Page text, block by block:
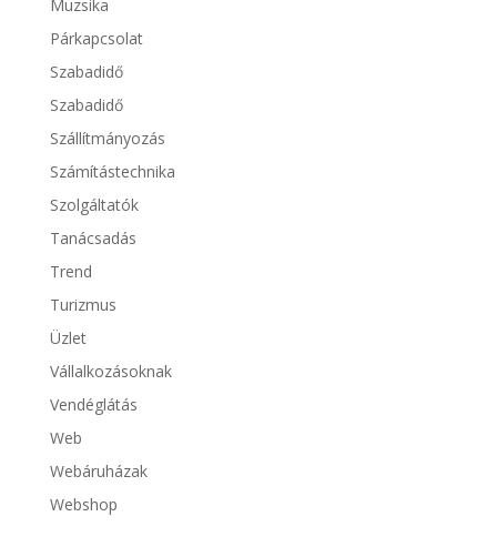
Muzsika
Párkapcsolat
Szabadidő
Szabadidő
Szállítmányozás
Számítástechnika
Szolgáltatók
Tanácsadás
Trend
Turizmus
Üzlet
Vállalkozásoknak
Vendéglátás
Web
Webáruházak
Webshop